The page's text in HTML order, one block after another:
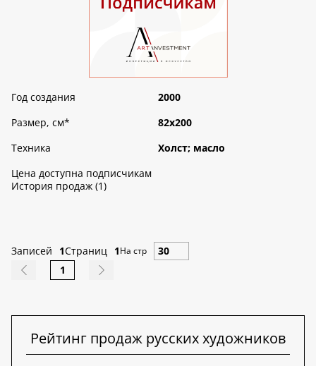
Год создания
2000
Размер, см*
82х200
Техника
Холст; масло
Цена доступна подписчикам
История продаж (1)
Записей 1Страниц 1На стр
1
Рейтинг продаж русских художников